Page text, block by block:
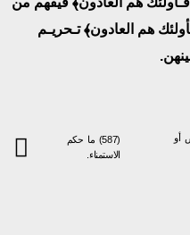
هم العادون﴾ تـحريـم
أو
(587) ما حكم
الاستمناء.